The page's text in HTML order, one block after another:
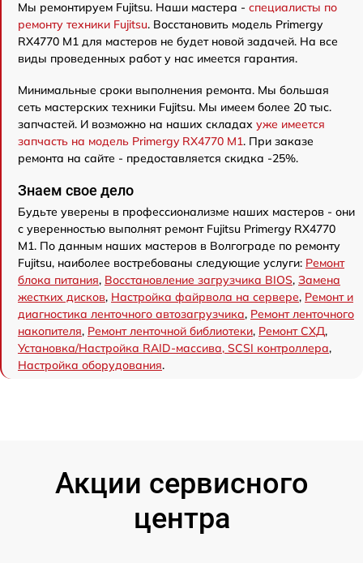
Мы ремонтируем Fujitsu. Наши мастера - специалисты по
ремонту техники Fujitsu. Восстановить модель Primergy
RX4770 M1 для мастеров не будет новой задачей. На все
виды проведенных работ у нас имеется гарантия.
Минимальные сроки выполнения ремонта. Мы большая
сеть мастерских техники Fujitsu. Мы имеем более 20 тыс.
запчастей. И возможно на наших складах уже имеется
запчасть на модель Primergy RX4770 M1. При заказе
ремонта на сайте - предоставляется скидка -25%.
Знаем свое дело
Будьте уверены в профессионализме наших мастеров - они
с уверенностью выполнят ремонт Fujitsu Primergy RX4770
M1. По данным наших мастеров в Волгограде по ремонту
Fujitsu, наиболее востребованы следующие услуги: Ремонт
блока питания, Восстановление загрузчика BIOS, Замена
жестких дисков, Настройка файрвола на сервере, Ремонт и
диагностика ленточного автозагрузчика, Ремонт ленточного
накопителя, Ремонт ленточной библиотеки, Ремонт СХД,
Установка/Настройка RAID-массива, SCSI контроллера,
Настройка оборудования.
Акции сервисного
центра